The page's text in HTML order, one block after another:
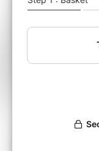
une autre
lieu des
rencontrent
nombreuses
pays des
traditions